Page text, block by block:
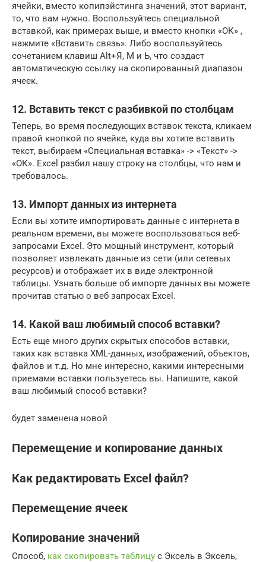
ячейки, вместо копипэйстинга значений, этот вариант,
то, что вам нужно. Воспользуйтесь специальной
вставкой, как примерах выше, и вместо кнопки «ОК» ,
нажмите «Вставить связь». Либо воспользуйтесь
сочетанием клавиш Alt+Я, М и Ь, что создаст
автоматическую ссылку на скопированный диапазон
ячеек.
12. Вставить текст с разбивкой по столбцам
Теперь, во время последующих вставок текста, кликаем
правой кнопкой по ячейке, куда вы хотите вставить
текст, выбираем «Специальная вставка» -> «Текст» ->
«ОК». Excel разбил нашу строку на столбцы, что нам и
требовалось.
13. Импорт данных из интернета
Если вы хотите импортировать данные с интернета в
реальном времени, вы можете воспользоваться веб-
запросами Excel. Это мощный инструмент, который
позволяет извлекать данные из сети (или сетевых
ресурсов) и отображает их в виде электронной
таблицы. Узнать больше об импорте данных вы можете
прочитав статью о веб запросах Excel.
14. Какой ваш любимый способ вставки?
Есть еще много других скрытых способов вставки,
таких как вставка XML-данных, изображений, объектов,
файлов и т.д. Но мне интересно, какими интересными
приемами вставки пользуетесь вы. Напишите, какой
ваш любимый способ вставки?
будет заменена новой
Перемещение и копирование данных
Как редактировать Excel файл?
Перемещение ячеек
Копирование значений
Способ, как скопировать таблицу с Эксель в Эксель,